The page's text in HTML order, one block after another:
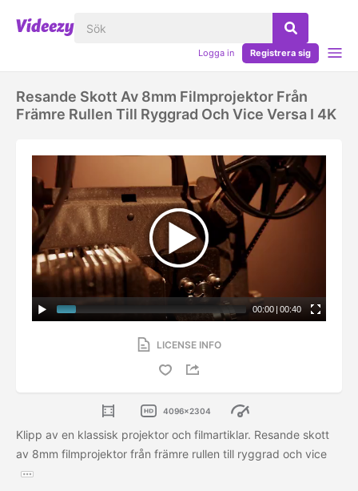
Logga in Registrera sig
Resande Skott Av 8mm Filmprojektor Från
Främre Rullen Till Ryggrad Och Vice Versa I 4K
00:00 | 00:40
LICENSE INFO
4096x2304
Klipp av en klassisk projektor och filmartiklar. Resande skott
av 8mm filmprojektor från främre rullen till ryggrad och vice